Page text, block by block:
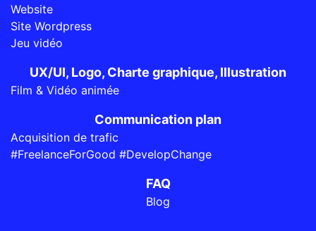
Website
Site Wordpress
Jeu vidéo
UX/UI, Logo, Charte graphique, Illustration
Film & Vidéo animée
Communication plan
Acquisition de trafic
#FreelanceForGood #DevelopChange
FAQ
Blog